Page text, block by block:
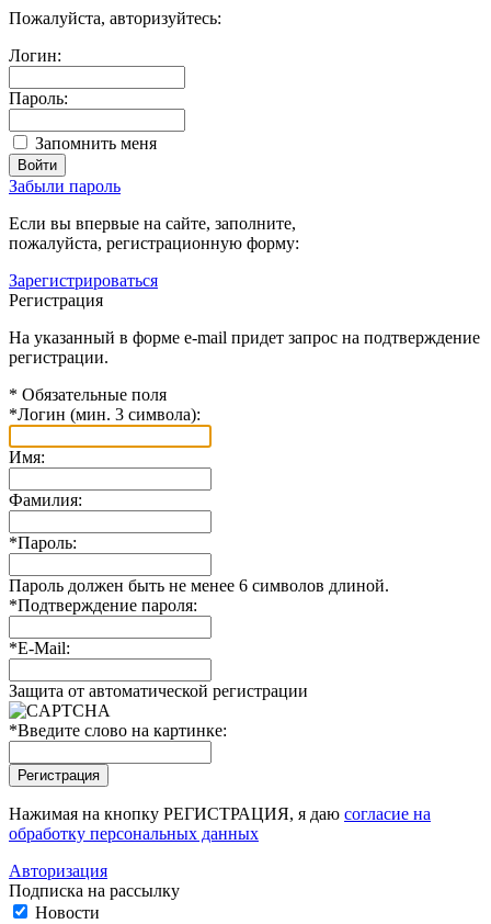
Пожалуйста, авторизуйтесь:
Логин:
Пароль:
Запомнить меня
Забыли пароль
Если вы впервые на сайте, заполните,
пожалуйста, регистрационную форму:
Зарегистрироваться
Регистрация
На указанный в форме e-mail придет запрос на подтверждение
регистрации.
* Обязательные поля
*Логин (мин. 3 символа):
Имя:
Фамилия:
*Пароль:
Пароль должен быть не менее 6 символов длиной.
*Подтверждение пароля:
*E-Mail:
Защита от автоматической регистрации
*Введите слово на картинке:
Нажимая на кнопку РЕГИСТРАЦИЯ, я даю согласие на
обработку персональных данных
Авторизация
Подписка на рассылку
Новости